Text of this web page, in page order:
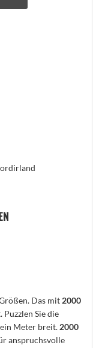
Das mit 2000
Sie die
Meter breit. 2000
anspruchsvolle